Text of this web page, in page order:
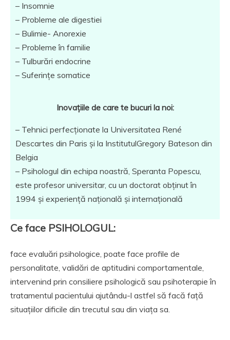
– Insomnie
– Probleme ale digestiei
– Bulimie- Anorexie
– Probleme în familie
– Tulburări endocrine
– Suferințe somatice
Inovațiile de care te bucuri la noi:
– Tehnici perfecționate la Universitatea René
Descartes din Paris și la InstitutulGregory Bateson din
Belgia
– Psihologul din echipa noastră, Speranta Popescu,
este profesor universitar, cu un doctorat obținut în
1994 și experiență națională și internațională
Ce face PSIHOLOGUL:
face evaluări psihologice, poate face profile de
personalitate, validări de aptitudini comportamentale,
intervenind prin consiliere psihologică sau psihoterapie în
tratamentul pacientului ajutându-l astfel să facă față
situațiilor dificile din trecutul sau din viața sa.